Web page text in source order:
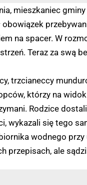
mieszkaniec
obowiązek
na spacer. W
Teraz za swą
trzcianeccy
którzy na
Rodzice
wykazali się tego
wodnego
przepisach, ale